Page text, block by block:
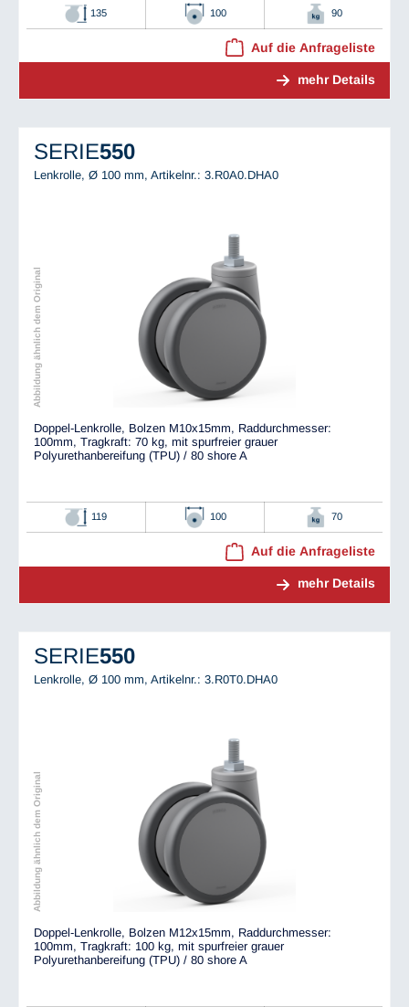
135 100 90
Auf die Anfrageliste
mehr Details
SERIE550
Lenkrolle, Ø 100 mm, Artikelnr.: 3.R0A0.DHA0
Abbildung ähnlich dem Original
Doppel-Lenkrolle, Bolzen M10x15mm, Raddurchmesser:
100mm, Tragkraft: 70 kg, mit spurfreier grauer
Polyurethanbereifung (TPU) / 80 shore A
119 100 70
Auf die Anfrageliste
mehr Details
SERIE550
Lenkrolle, Ø 100 mm, Artikelnr.: 3.R0T0.DHA0
Abbildung ähnlich dem Original
Doppel-Lenkrolle, Bolzen M12x15mm, Raddurchmesser:
100mm, Tragkraft: 100 kg, mit spurfreier grauer
Polyurethanbereifung (TPU) / 80 shore A